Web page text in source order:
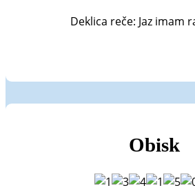
Deklica reče: Jaz imam
Obisk